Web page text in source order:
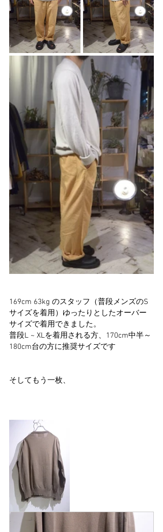
169cm 63kg のスタッフ（普段メンズのS
サイズを着用）​​ゆったりとしたオーバー
サイズで着用できました。
普段L ~ XLを着用される方、170cm中半～
180cm台の方に推奨サイズです
そしてもう一枚、